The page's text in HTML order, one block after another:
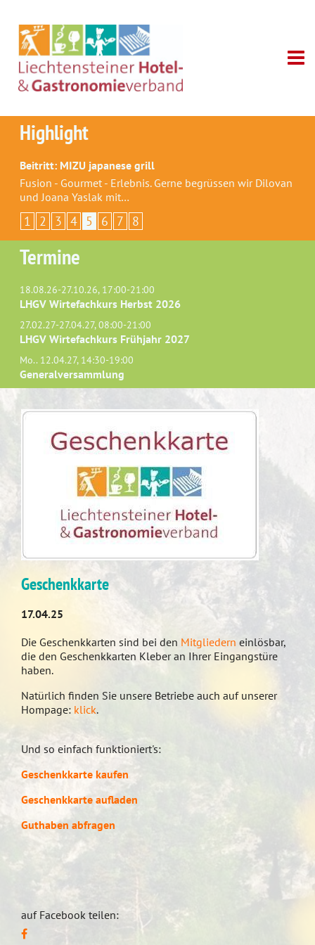
Highlight
Beitritt: MIZU japanese grill
Fusion - Gourmet - Erlebnis. Gerne begrüssen wir Dilovan
und Joana Yaslak mit…
1 2 3 4 5 6 7 8
Termine
18.08.26-27.10.26, 17:00-21:00
LHGV Wirtefachkurs Herbst 2026
27.02.27-27.04.27, 08:00-21:00
LHGV Wirtefachkurs Frühjahr 2027
Mo.. 12.04.27, 14:30-19:00
Generalversammlung
Geschenkkarte
17.04.25
Die Geschenkkarten sind bei den Mitgliedern einlösbar,
die den Geschenkkarten Kleber an Ihrer Eingangstüre
haben.
Natürlich finden Sie unsere Betriebe auch auf unserer
Hompage: klick.
Und so einfach funktioniert's:
Geschenkkarte kaufen
Geschenkkarte aufladen
Guthaben abfragen
auf Facebook teilen: